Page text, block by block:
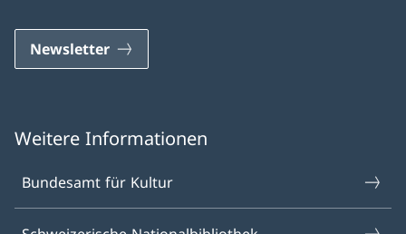
Newsletter
Weitere Informationen
Bundesamt für Kultur